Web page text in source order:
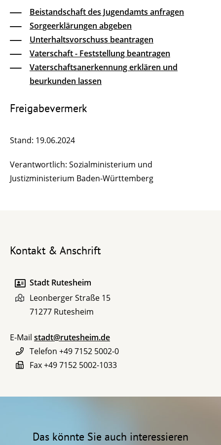
Beistandschaft des Jugendamts anfragen
Sorgeerklärungen abgeben
Unterhaltsvorschuss beantragen
Vaterschaft - Feststellung beantragen
Vaterschaftsanerkennung erklären und
beurkunden lassen
Freigabevermerk
Stand: 19.06.2024
Verantwortlich: Sozialministerium und
Justizministerium Baden-Württemberg
Kontakt & Anschrift
Stadt Rutesheim
Leonberger Straße 15
71277 Rutesheim
E-Mail stadt@rutesheim.de
Telefon +49 7152 5002-0
Fax+49 7152 5002-1033
Das könnte Sie auch interessieren